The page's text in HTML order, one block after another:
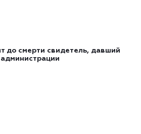
до смерти свидетель, давший